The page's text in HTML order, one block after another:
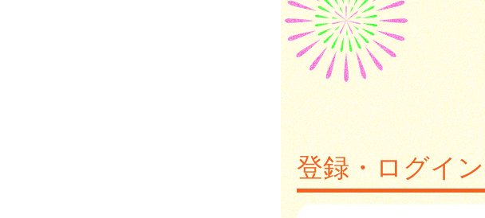
登録・ログイン